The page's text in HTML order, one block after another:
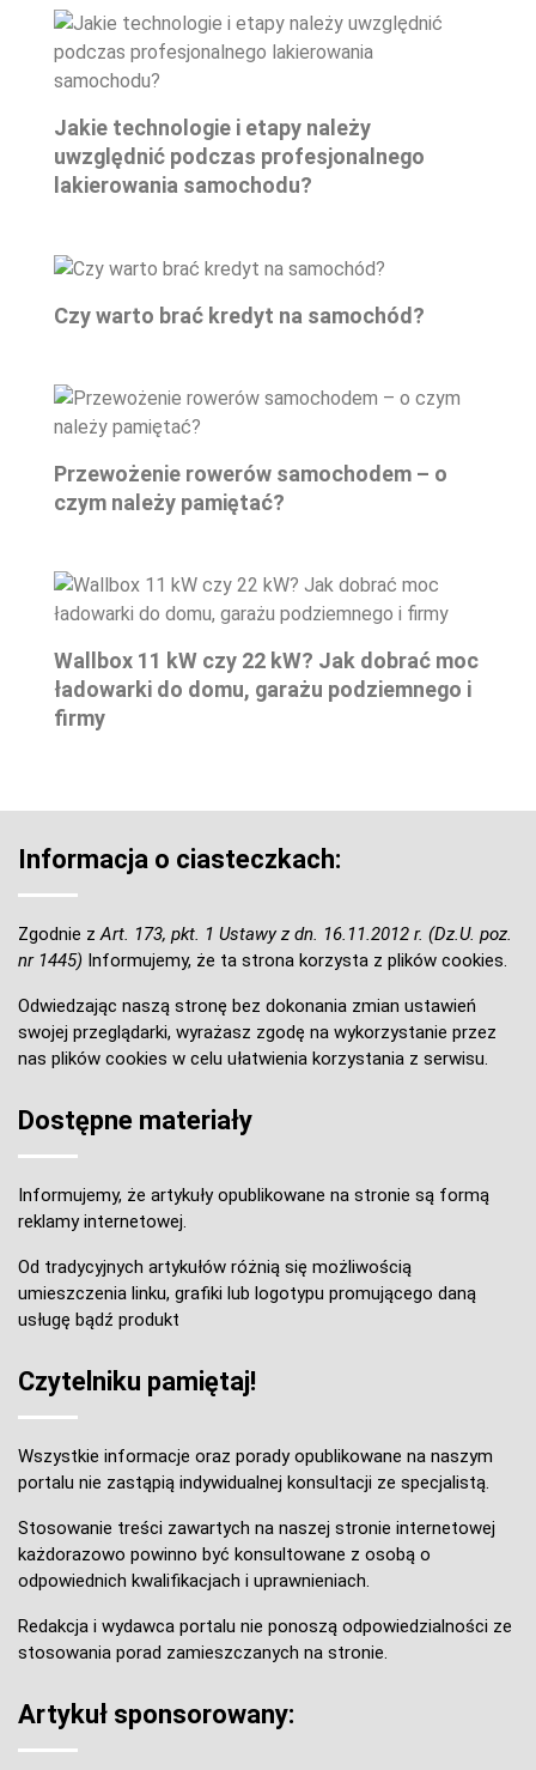
Jakie technologie i etapy należy
uwzględnić podczas profesjonalnego
lakierowania samochodu?
Czy warto brać kredyt na samochód?
Przewożenie rowerów samochodem – o
czym należy pamiętać?
Wallbox 11 kW czy 22 kW? Jak dobrać moc
ładowarki do domu, garażu podziemnego i
firmy
Informacja o ciasteczkach:
Zgodnie z Art. 173, pkt. 1 Ustawy z dn. 16.11.2012 r. (Dz.U. poz.
nr 1445) Informujemy, że ta strona korzysta z plików cookies.
Odwiedzając naszą stronę bez dokonania zmian ustawień
swojej przeglądarki, wyrażasz zgodę na wykorzystanie przez
nas plików cookies w celu ułatwienia korzystania z serwisu.
Dostępne materiały
Informujemy, że artykuły opublikowane na stronie są formą
reklamy internetowej.
Od tradycyjnych artykułów różnią się możliwością
umieszczenia linku, grafiki lub logotypu promującego daną
usługę bądź produkt
Czytelniku pamiętaj!
Wszystkie informacje oraz porady opublikowane na naszym
portalu nie zastąpią indywidualnej konsultacji ze specjalistą.
Stosowanie treści zawartych na naszej stronie internetowej
każdorazowo powinno być konsultowane z osobą o
odpowiednich kwalifikacjach i uprawnieniach.
Redakcja i wydawca portalu nie ponoszą odpowiedzialności ze
stosowania porad zamieszczanych na stronie.
Artykuł sponsorowany: